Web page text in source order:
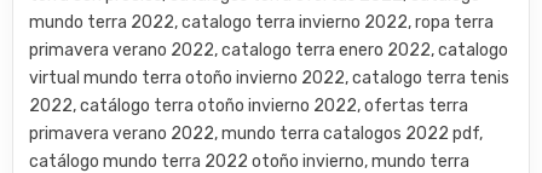
mundo terra 2022, catalogo terra invierno 2022, ropa terra
primavera verano 2022, catalogo terra enero 2022, catalogo
virtual mundo terra otoño invierno 2022, catalogo terra tenis
2022, catálogo terra otoño invierno 2022, ofertas terra
primavera verano 2022, mundo terra catalogos 2022 pdf,
catálogo mundo terra 2022 otoño invierno, mundo terra